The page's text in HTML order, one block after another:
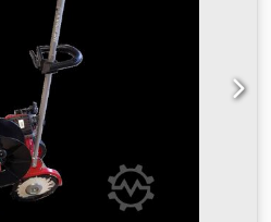
Marca: VOLVO
Año de fabricación: 2017
de chasis):
de registro nacional:
- Rojo Fecha de emisión
Especificaciones del Motor
motor: D13K460V EU VI
345 kW
a 1800 rpm Norma de
Diésel Tracción: Trasera